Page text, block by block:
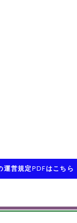
運営規定PDFはこちら